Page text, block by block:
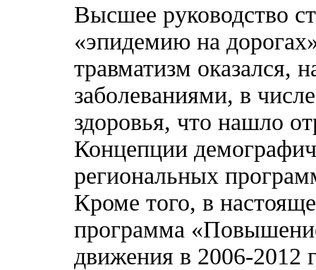
Высшее руководство
«эпидемию на
травматизм оказался,
заболеваниями, в
здоровья, что нашло
Концепции
региональных
Кроме того, в
программа
движения в 2006-2012